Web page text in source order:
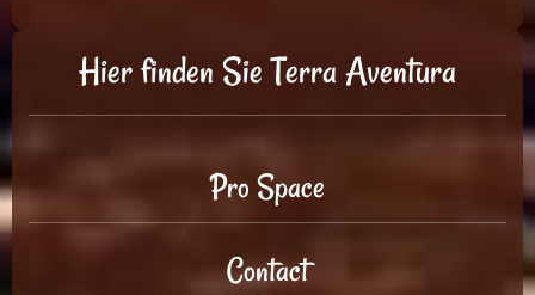
Hier finden Sie Terra Aventura
Pro Space
Contact